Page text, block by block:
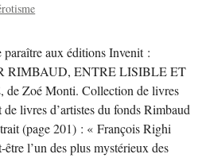
aux éditions Invenit :
RIMBAUD, ENTRE LISIBLE ET
Zoé Monti. Collection de livres
de livres d’artistes du fonds Rimbaud
(page 201) : « François Righi
être l’un des plus mystérieux des